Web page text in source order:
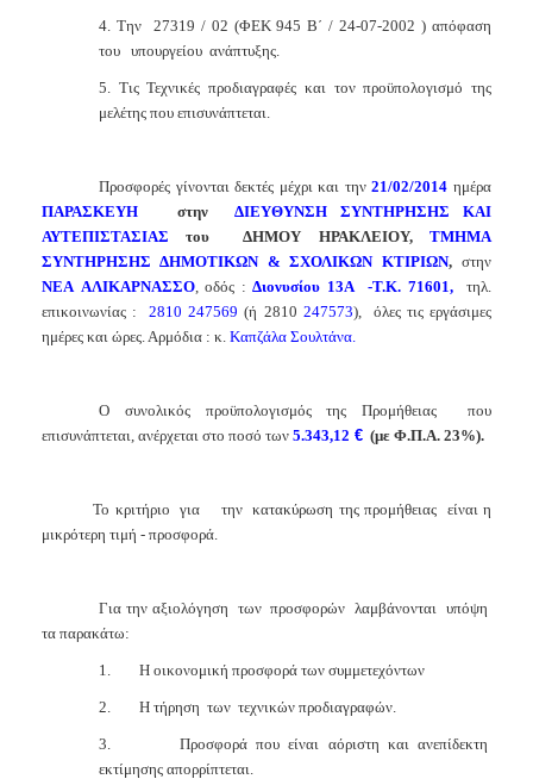
4. Την
27319 / 02 (ΦΕΚ 945 Β΄ / 24-07-2002 ) απόφαση
του υπουργείου ανάπτυξης.
5. Τις Τεχνικές προδιαγραφές και τον προϋπολογισμό της
μελέτης που επισυνάπτεται.
Προσφορές γίνονται δεκτές μέχρι και την21/02/2014ημέρα
ΠΑΡΑΣΚΕΥΗ
στην
ΔΙΕΥΘΥΝΣΗ ΣΥΝΤΗΡΗΣΗΣ ΚΑΙ
ΑΥΤΕΠΙΣΤΑΣΙΑΣ του ΔΗΜΟΥ ΗΡΑΚΛΕΙΟΥ,
ΤΜΗΜΑ
ΣΥΝΤΗΡΗΣΗΣ ΔΗΜΟΤΙΚΩΝ & ΣΧΟΛΙΚΩΝ ΚΤΙΡΙΩΝ, στην
ΝΕΑ ΑΛΙΚΑΡΝΑΣΣΟ, οδός :Διονυσίου 13Α -Τ.Κ. 71601,
τηλ.
επικοινωνίας :
2810 247569 (ή 2810 247573),
όλες τις εργάσιμες
ημέρες και ώρες. Αρμόδια : κ. Καπζάλα Σουλτάνα.
Ο συνολικός προϋπολογισμός της Προμήθειας
που
επισυνάπτεται, ανέρχεται στο ποσό των 5.343,12 € (με Φ.Π.Α. 23%).
Το κριτήριο για την κατακύρωση της προμήθειας είναι η
μικρότερη τιμή - προσφορά.
Για την αξιολόγηση των προσφορών λαμβάνονται
υπόψη
τα παρακάτω:
1. Η οικονομική προσφορά των συμμετεχόντων
2. Η τήρηση των τεχνικών προδιαγραφών.
3.
Προσφορά που είναι αόριστη και ανεπίδεκτη
εκτίμησης απορρίπτεται.